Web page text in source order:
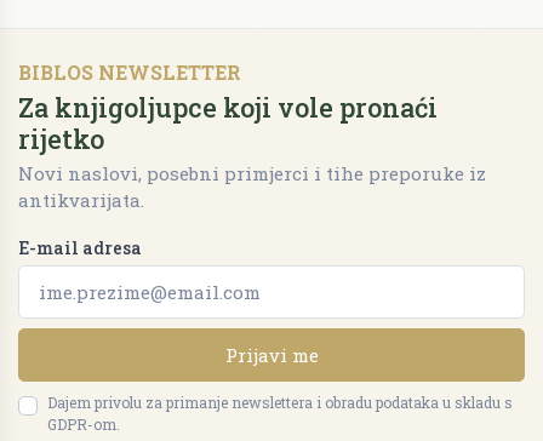
BIBLOS NEWSLETTER
Za knjigoljupce koji vole pronaći
rijetko
Novi naslovi, posebni primjerci i tihe preporuke iz
antikvarijata.
E-mail adresa
Prijavi me
Dajem privolu za primanje newslettera i obradu podataka u skladu s
GDPR-om.